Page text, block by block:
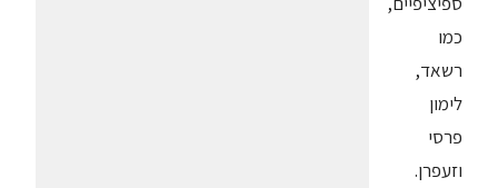
כמו
רשאד,
לימון
פרסי
וזעפרן.